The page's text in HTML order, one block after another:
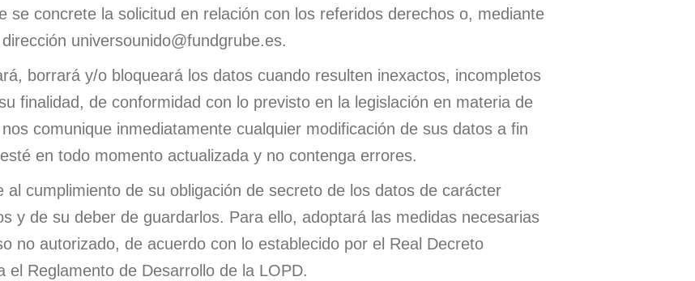
concrete la solicitud en relación con los referidos derechos o, mediante
universounido@fundgrube.es.
borrará y/o bloqueará los datos cuando resulten inexactos, incompletos
finalidad, de conformidad con lo previsto en la legislación en materia de
comunique inmediatamente cualquier modificación de sus datos a fin
en todo momento actualizada y no contenga errores.
cumplimiento de su obligación de secreto de los datos de carácter
y de su deber de guardarlos. Para ello, adoptará las medidas necesarias
no autorizado, de acuerdo con lo establecido por el Real Decreto
Reglamento de Desarrollo de la LOPD.